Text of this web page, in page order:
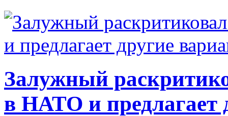
Залужный
в НАТО и предлагает